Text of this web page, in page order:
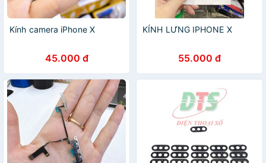
Kính camera iPhone X
45.000 đ
KÍNH LƯNG IPHONE X
55.000 đ